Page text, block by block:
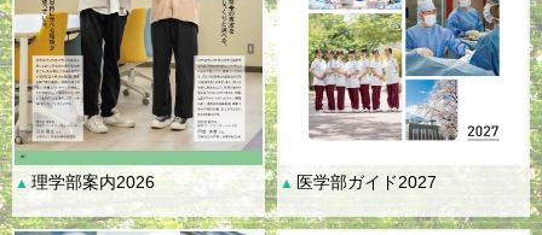
▲理学部案内2026 ▲ 医学部ガイド2027